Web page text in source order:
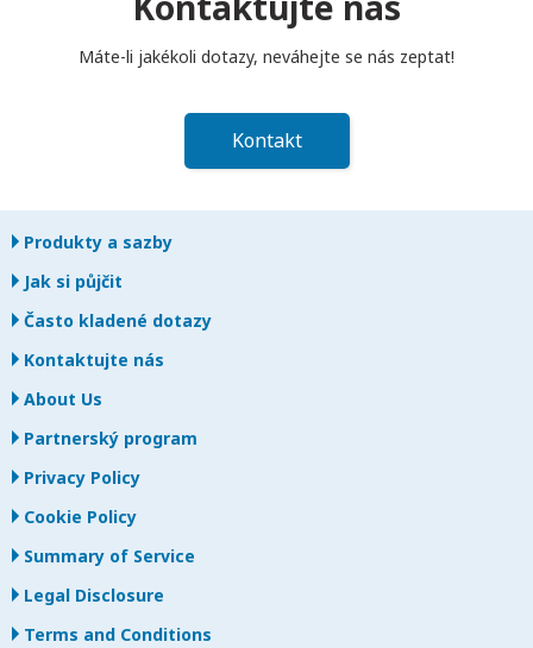
Máte-li jakékoli dotazy, neváhejte se nás zeptat!
Kontakt
Produkty a sazby
Jak si půjčit
Často kladené dotazy
Kontaktujte nás
About Us
Partnerský program
Privacy Policy
Cookie Policy
Summary of Service
Legal Disclosure
Terms and Conditions